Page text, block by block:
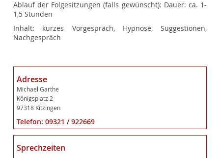
Ablauf der Folgesitzungen (falls gewünscht): Dauer: ca. 1-
1,5 Stunden
Inhalt: kurzes Vorgespräch, Hypnose, Suggestionen,
Nachgespräch
Adresse
Michael Garthe
Königsplatz 2
97318 Kitzingen
Telefon: 09321 / 922669
Sprechzeiten